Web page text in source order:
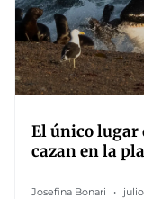
El único lugar
cazan en la
Josefina Bonari